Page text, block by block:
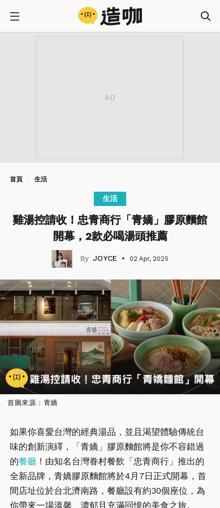
首頁 生活
生活
雞湯控請收！忠青商行「青嬌」膠原麵館
開幕，2款必喝湯頭推薦
JOYCE 02 Apr, 2025
首圖來源：青嬌
如果你喜愛台灣的經典湯品，並且渴望體驗傳統台
味的創新演繹，「青嬌」膠原麵館將是你不容錯過
的餐廳 ！由知名台灣眷村餐飲「忠青商行」推出的
全新品牌，青嬌膠原麵館將於4月7日正式開幕，首
間店址位於台北濟南路，餐廳設有約30個座位，為
你帶來一場溫馨、濃郁且充滿回憶的美食之旅。